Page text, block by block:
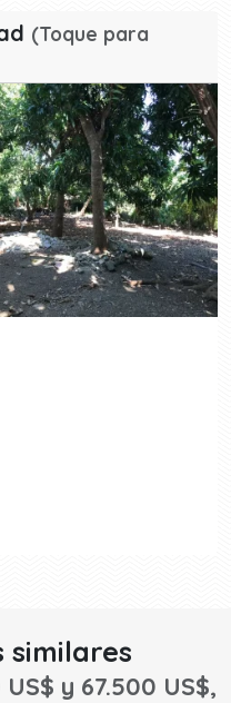
(Toque para
similares
y 67.500 US$,